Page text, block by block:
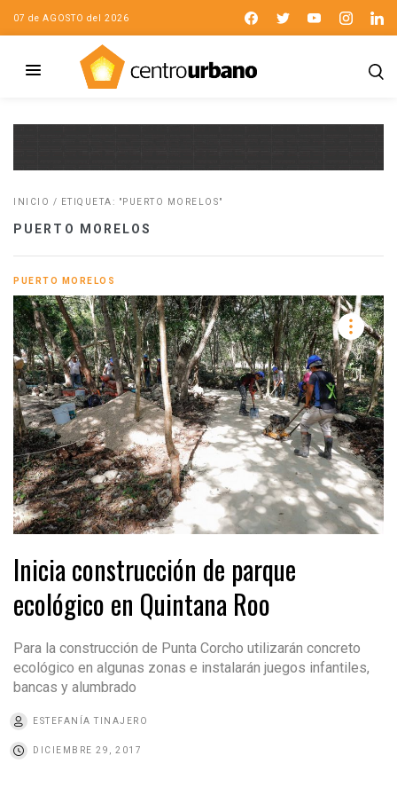
07 de AGOSTO del 2026
INICIO / ETIQUETA: "PUERTO MORELOS"
PUERTO MORELOS
PUERTO MORELOS
Inicia construcción de parque
ecológico en Quintana Roo
Para la construcción de Punta Corcho utilizarán concreto
ecológico en algunas zonas e instalarán juegos infantiles,
bancas y alumbrado
ESTEFANÍA TINAJERO
DICIEMBRE 29, 2017